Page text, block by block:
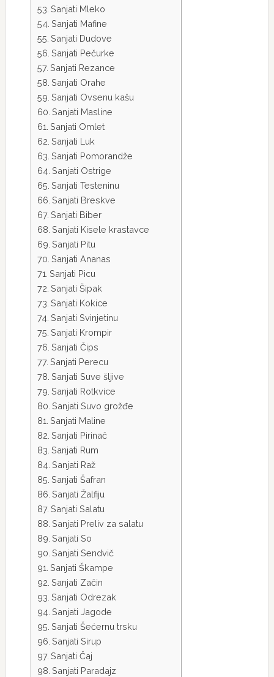
Sanjati Mleko
Sanjati Mafine
Sanjati Dudove
Sanjati Pečurke
Sanjati Rezance
Sanjati Orahe
Sanjati Ovsenu kašu
Sanjati Masline
Sanjati Omlet
Sanjati Luk
Sanjati Pomorandže
Sanjati Ostrige
Sanjati Testeninu
Sanjati Breskve
Sanjati Biber
Sanjati Kisele krastavce
Sanjati Pitu
Sanjati Ananas
Sanjati Picu
Sanjati Šipak
Sanjati Kokice
Sanjati Svinjetinu
Sanjati Krompir
Sanjati Čips
Sanjati Perecu
Sanjati Suve šljive
Sanjati Rotkvice
Sanjati Suvo grožđe
Sanjati Maline
Sanjati Pirinač
Sanjati Rum
Sanjati Raž
Sanjati Šafran
Sanjati Žalfiju
Sanjati Salatu
Sanjati Preliv za salatu
Sanjati So
Sanjati Sendvič
Sanjati Škampe
Sanjati Začin
Sanjati Odrezak
Sanjati Jagode
Sanjati Šećernu trsku
Sanjati Sirup
Sanjati Čaj
Sanjati Paradajz